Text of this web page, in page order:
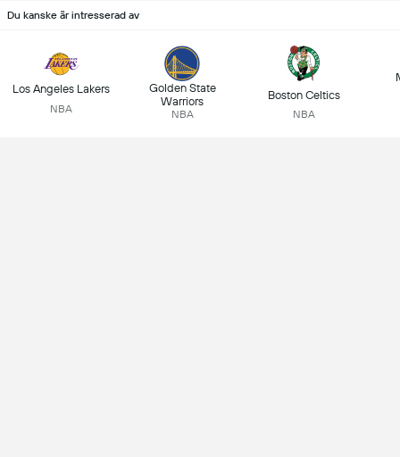
Du kanske är intresserad av
Los Angeles Lakers
NBA
Golden State
Warriors
NBA
Boston Celtics
NBA